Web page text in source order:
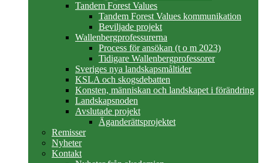
Tandem Forest Values
Tandem Forest Values kommunikation
Beviljade projekt
Wallenbergprofessurerna
Process för ansökan (t o m 2023)
Tidigare Wallenbergprofessorer
Sveriges nya landskapsmåltider
KSLA och skogsdebatten
Konsten, människan och landskapet i förändring
Landskapsnoden
Avslutade projekt
Äganderättsprojektet
Remisser
Nyheter
Kontakt